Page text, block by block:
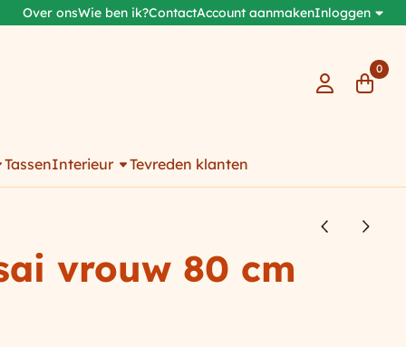
Over onsWie ben ik?ContactAccount aanmakenInloggen
0
TassenInterieur Tevreden klanten
vrouw 80 cm